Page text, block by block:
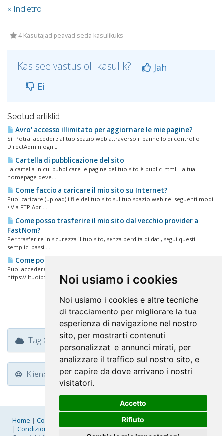
Noi usiamo i cookies
Noi usiamo i cookies e altre tecniche
di tracciamento per migliorare la tua
esperienza di navigazione nel nostro
sito, per mostrarti contenuti
personalizzati e annunci mirati, per
analizzare il traffico sul nostro sito, e
per capire da dove arrivano i nostri
visitatori.
Accetto
Rifiuto
« Indietro
4 Kasutajad peavad seda kasulikuks
Kas see vastus oli kasulik?
Jah
Ei
Seotud artiklid
Avro' accesso illimitato per aggiornare le mie pagine?
Sì. Potrai accedere al tuo spazio web attraverso il pannello di controllo
DirectAdmin ogni...
Cartella di pubblicazione del sito
La cartella in cui pubblicare le pagine del tuo sito è public_html. La tua
homepage deve...
Come faccio a caricare il mio sito su Internet?
Puoi caricare (upload) i file del tuo sito sul tuo spazio web nei seguenti modi:
• Via FTP Apri...
Come posso trasferire il mio sito dal vecchio provider a
FastNom?
Per trasferire in sicurezza il tuo sito, senza perdita di dati, segui questi
semplici passi:...
Come posso accedere al mio pannello di controllo?
Puoi accedere al tuo pannello di controllo DirectAdmin nei seguenti modi:
https://iltuoip:2087...
Tag Cloud
Klienditugi
Home | Company Pagamenti
| Condizioni Generali|Fatturazione Elettronica|Mappa